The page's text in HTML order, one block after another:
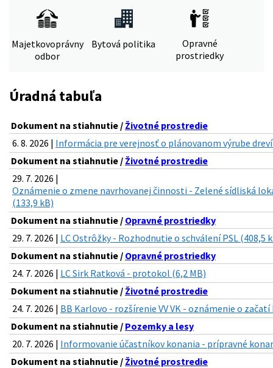
Majetkovoprávny
odbor
Bytová politika
Opravné
prostriedky
Úradná tabuľa
Dokument na stiahnutie / Životné prostredie
6. 8. 2026 | Informácia pre verejnosť o plánovanom výrube
Dokument na stiahnutie / Životné prostredie
29. 7. 2026 |
Oznámenie o zmene navrhovanej činnosti - Zelené sídliská
(133,9 kB)
Dokument na stiahnutie / Opravné prostriedky
29. 7. 2026 | LC Ostrôžky - Rozhodnutie o schválení PSL (408,5
Dokument na stiahnutie / Opravné prostriedky
24. 7. 2026 | LC Sirk Ratková - protokol (6,2 MB)
Dokument na stiahnutie / Životné prostredie
24. 7. 2026 | BB Karlovo - rozšírenie VV VK - oznámenie o
Dokument na stiahnutie / Pozemky a lesy
20. 7. 2026 | Informovanie účastníkov konania - prípravné
Dokument na stiahnutie / Životné prostredie